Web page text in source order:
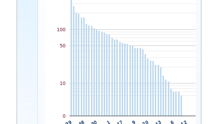
1 9 6
0
10
50
100